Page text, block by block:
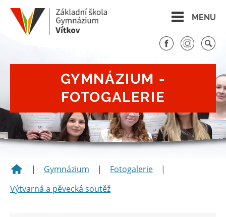
MENU
GYMNÁZIUM -
FOTOGALERIE
| Gymnázium | Fotogalerie
|
Výtvarná a pěvecká soutěž